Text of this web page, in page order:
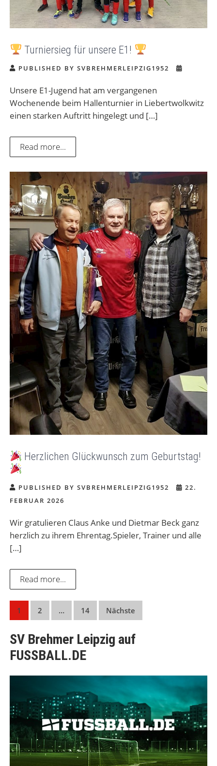
Turniersieg für unsere E1!
PUBLISHED BY SVBREHMERLEIPZIG1952
Unsere E1-Jugend hat am vergangenen
Wochenende beim Hallenturnier in Liebertwolkwitz
einen starken Auftritt hingelegt und […]
Read more...
Herzlichen Glückwunsch zum Geburtstag!
PUBLISHED BY SVBREHMERLEIPZIG1952
22.
FEBRUAR 2026
Wir gratulieren Claus Anke und Dietmar Beck ganz
herzlich zu ihrem Ehrentag.Spieler, Trainer und alle
[…]
Read more...
Seitennummerierung
Beiträge
1 2 … 14 Nächste
SV Brehmer Leipzig auf
FUSSBALL.DE